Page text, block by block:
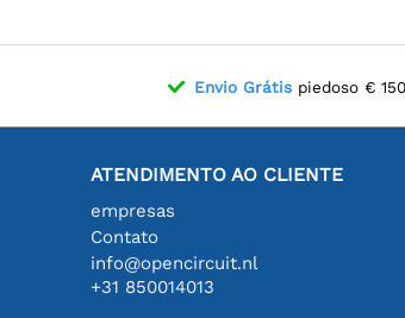
Envio Grátispiedoso €
ATENDIMENTO AO CLIENTE
empresas
Contato
info@opencircuit.nl
+31 850014013